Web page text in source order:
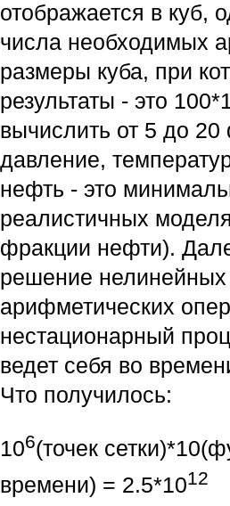
отображается в куб,
числа необходимых
размеры куба, при
результаты - это
вычислить от 5 до
давление,
нефть - это
реалистичных
фракции нефти).
решение нелинейных
арифметических
нестационарный
ведет себя во
Что получилось:
106(точек
времени) = 2.5*1012